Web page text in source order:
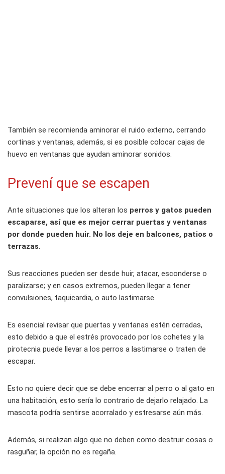
También se recomienda aminorar el ruido externo, cerrando
cortinas y ventanas, además, si es posible colocar cajas de
huevo en ventanas que ayudan aminorar sonidos.
Prevení que se escapen
Ante situaciones que los alteran los perros y gatos pueden
escaparse, así que es mejor cerrar puertas y ventanas
por donde pueden huir. No los deje en balcones, patios o
terrazas.
Sus reacciones pueden ser desde huir, atacar, esconderse o
paralizarse; y en casos extremos, pueden llegar a tener
convulsiones, taquicardia, o auto lastimarse.
Es esencial revisar que puertas y ventanas estén cerradas,
esto debido a que el estrés provocado por los cohetes y la
pirotecnia puede llevar a los perros a lastimarse o traten de
escapar.
Esto no quiere decir que se debe encerrar al perro o al gato en
una habitación, esto sería lo contrario de dejarlo relajado. La
mascota podría sentirse acorralado y estresarse aún más.
Además, si realizan algo que no deben como destruir cosas o
rasguñar, la opción no es regaña.